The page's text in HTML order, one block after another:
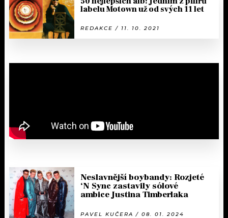
labelu Motown už od svých 11 let
REDAKCE / 11. 10. 2021
Neslavnější boybandy: Rozjeté
‘N Sync zastavily sólové
ambice Justina Timberlaka
PAVEL KUČERA / 08. 01. 2024